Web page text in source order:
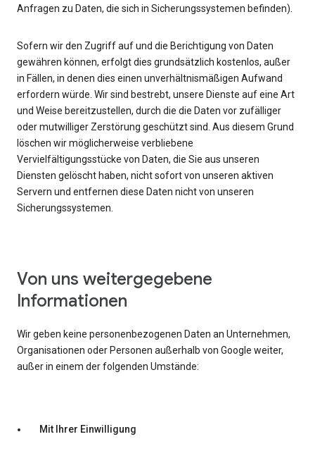
Anfragen zu Daten, die sich in Sicherungssystemen befinden).
Sofern wir den Zugriff auf und die Berichtigung von Daten
gewähren können, erfolgt dies grundsätzlich kostenlos, außer
in Fällen, in denen dies einen unverhältnismäßigen Aufwand
erfordern würde. Wir sind bestrebt, unsere Dienste auf eine Art
und Weise bereitzustellen, durch die die Daten vor zufälliger
oder mutwilliger Zerstörung geschützt sind. Aus diesem Grund
löschen wir möglicherweise verbliebene
Vervielfältigungsstücke von Daten, die Sie aus unseren
Diensten gelöscht haben, nicht sofort von unseren aktiven
Servern und entfernen diese Daten nicht von unseren
Sicherungssystemen.
Von uns weitergegebene
Informationen
Wir geben keine personenbezogenen Daten an Unternehmen,
Organisationen oder Personen außerhalb von Google weiter,
außer in einem der folgenden Umstände:
Mit Ihrer Einwilligung